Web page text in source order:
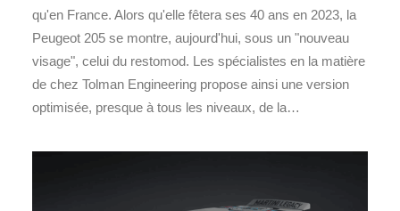
qu'en France. Alors qu'elle fêtera ses 40 ans en 2023, la
Peugeot 205 se montre, aujourd'hui, sous un "nouveau
visage", celui du restomod. Les spécialistes en la matière
de chez Tolman Engineering propose ainsi une version
optimisée, presque à tous les niveaux, de la…